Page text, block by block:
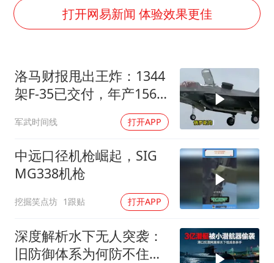
公司“上四休三”但要降薪1000元
OpenAI为免费用户升级GPT-5.6 Luna
“中国蔬菜之乡”最高温达41.8℃
如何把百年大党建设得更加坚强有力？
打开网易新闻 体验效果更佳
洛马财报甩出王炸：1344
架F-35已交付，年产156
架！美国真“去工业化”
了？
军武时间线 打开APP
中远口径机枪崛起，SIG
MG338机枪
挖掘笑点坊 1跟贴 打开APP
深度解析水下无人突袭：
旧防御体系为何防不住小